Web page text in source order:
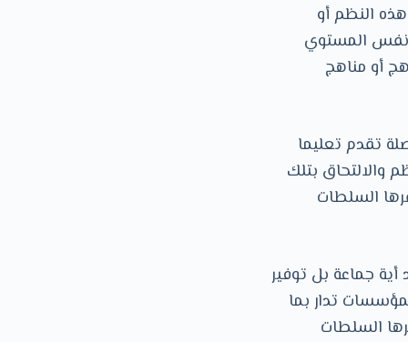
النظم أو
نفس المستوي
أو مناهج
تقدم تعليما
والالتحاق بتلك
السلطات
جماعة بل توفير
تدار بما
السلطات